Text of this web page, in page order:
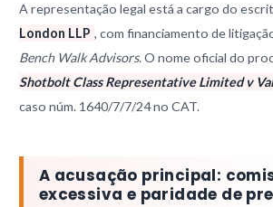
A representação legal está a cargo do
London LLP , com financiamento de
Bench Walk Advisors. O nome oficial do
Shotbolt Class Representative Limited v
caso núm. 1640/7/7/24 no CAT.
A acusação principal:
excessiva e paridade de